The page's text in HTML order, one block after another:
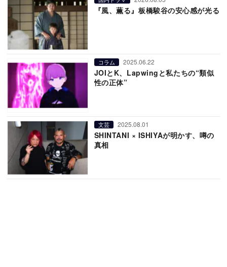
『風、薫る』板橋駿谷の安心感が光る
コラム 2025.06.22
JOIとK、Lapwingと私たちの“類似
性の正体”
文芸 2025.08.01
SHINTANI × ISHIYAが明かす、噂の
真相